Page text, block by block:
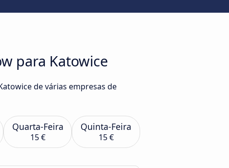
para Katowice
de várias empresas de
Quarta-Feira
15 €
Quinta-Feira
15 €